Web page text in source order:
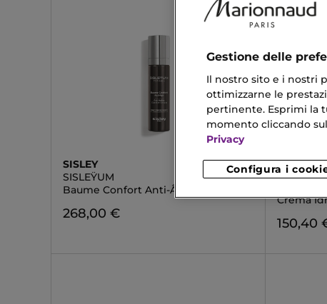
SISLEY
SISLEŸUM
Baume Confort Anti-Âge
268,00 €
SISLEY
CRÈME
Crema
150,40
Gestione delle
Il nostro sito e i nostri
ottimizzarne le
pertinente. Esprimi la
momento cliccando
Privacy
Configura i